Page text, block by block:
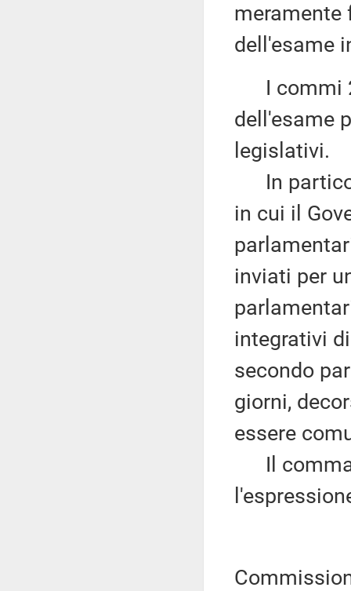
meramente
dell'esame
I commi 2
dell'esame
legislativi.
In
in cui il
inviati per
integrativi
secondo
giorni,
essere
Il comma